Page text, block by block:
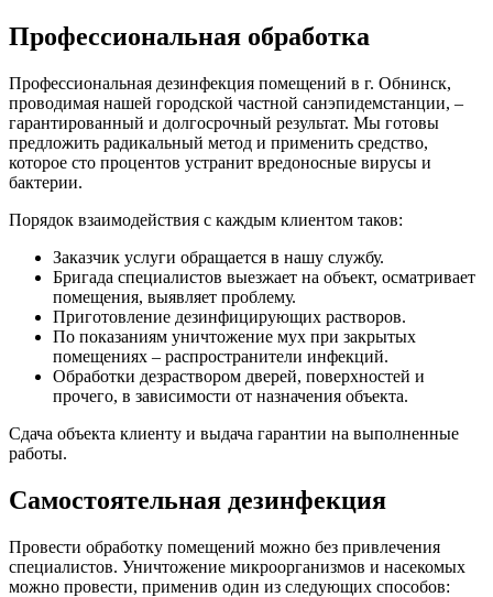
Профессиональная обработка
Профессиональная дезинфекция помещений в г. Обнинск,
проводимая нашей городской частной санэпидемстанции, –
гарантированный и долгосрочный результат. Мы готовы
предложить радикальный метод и применить средство,
которое сто процентов устранит вредоносные вирусы и
бактерии.
Порядок взаимодействия с каждым клиентом таков:
Заказчик услуги обращается в нашу службу.
Бригада специалистов выезжает на объект, осматривает
помещения, выявляет проблему.
Приготовление дезинфицирующих растворов.
По показаниям уничтожение мух при закрытых
помещениях – распространители инфекций.
Обработки дезраствором дверей, поверхностей и
прочего, в зависимости от назначения объекта.
Сдача объекта клиенту и выдача гарантии на выполненные
работы.
Самостоятельная дезинфекция
Провести обработку помещений можно без привлечения
специалистов. Уничтожение микроорганизмов и насекомых
можно провести, применив один из следующих способов: